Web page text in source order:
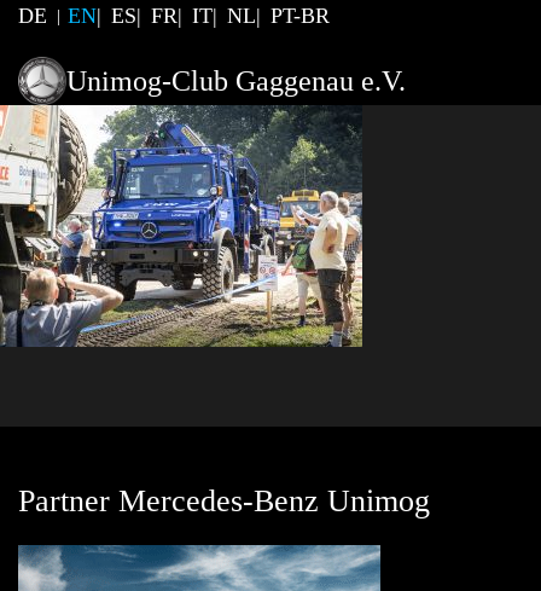
DE EN ES FR IT NL PT-BR
Unimog-Club Gaggenau e.V.
Partner Mercedes-Benz Unimog